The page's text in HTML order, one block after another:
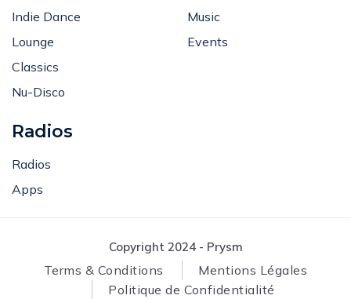
Indie Dance
Lounge
Classics
Nu-Disco
Music
Events
Radios
Radios
Apps
Copyright 2024 - Prysm
Terms & Conditions
Mentions Légales
Politique de Confidentialité